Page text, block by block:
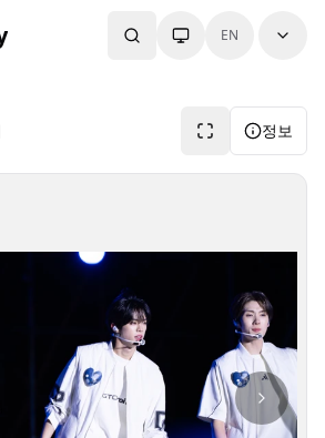
EN
#KYUNGMIN #Color in Music
으로 전체화면, 공유, 정보 보기를 사용
정보
사진 탐색 가능